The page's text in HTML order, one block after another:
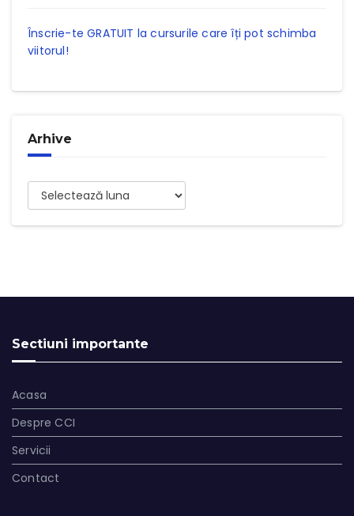
Înscrie-te GRATUIT la cursurile care îți pot schimba
viitorul!
Arhive
Arhive
Sectiuni importante
Acasa
Despre CCI
Servicii
Contact